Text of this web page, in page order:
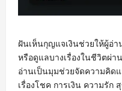
ฝันเห็นกุญแจเงินช่วยให้ผู้อ่
หรือดูแลบางเรื่องในชีวิตผ่
อ่านเป็นมุมช่วยจัดความคิด
เรื่องโชค การเงิน ความรัก